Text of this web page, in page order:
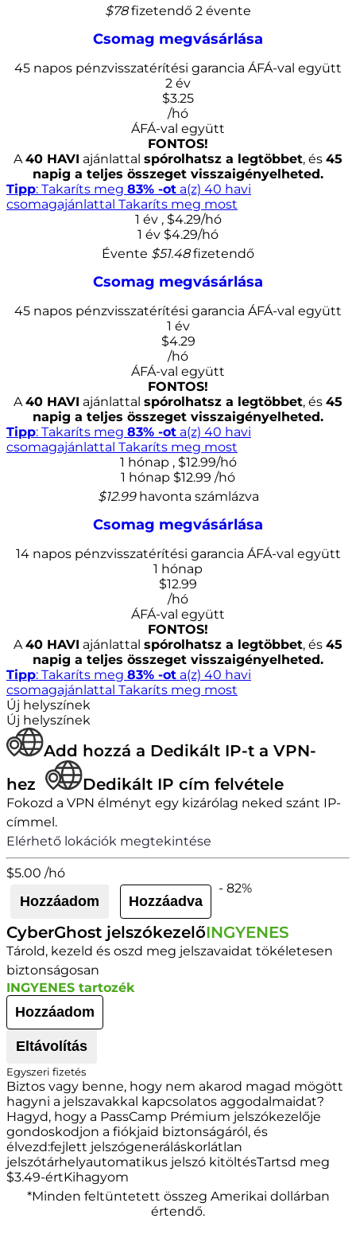
$78fizetendő 2 évente
Csomag megvásárlása
45 napos pénzvisszatérítési garancia ÁFÁ-val együtt
2 év
$3.25
/hó
ÁFÁ-val együtt
FONTOS!
A 40 HAVI ajánlattal spórolhatsz a legtöbbet, és 45
napig a teljes összeget visszaigényelheted.
Tipp: Takaríts meg 83% -ot a(z) 40 havi
csomagajánlattal Takaríts meg most
1 év , $4.29/hó
1 év $4.29/hó
Évente $51.48fizetendő
Csomag megvásárlása
45 napos pénzvisszatérítési garancia ÁFÁ-val együtt
1 év
$4.29
/hó
ÁFÁ-val együtt
FONTOS!
A 40 HAVI ajánlattal spórolhatsz a legtöbbet, és 45
napig a teljes összeget visszaigényelheted.
Tipp: Takaríts meg 83% -ot a(z) 40 havi
csomagajánlattal Takaríts meg most
1 hónap , $12.99/hó
1 hónap $12.99 /hó
$12.99havonta számlázva
Csomag megvásárlása
14 napos pénzvisszatérítési garancia ÁFÁ-val együtt
1 hónap
$12.99
/hó
ÁFÁ-val együtt
FONTOS!
A 40 HAVI ajánlattal spórolhatsz a legtöbbet, és 45
napig a teljes összeget visszaigényelheted.
Tipp: Takaríts meg 83% -ot a(z) 40 havi
csomagajánlattal Takaríts meg most
Új helyszínek
Új helyszínek
Add hozzá a Dedikált IP-t a VPN-
hez
Dedikált IP cím felvétele
Fokozd a VPN élményt egy kizárólag neked szánt IP-
címmel.
Elérhető lokációk megtekintése
$5.00 /hó
Hozzáadom Hozzáadva
- 82%
CyberGhost jelszókezelőINGYENES
Tárold, kezeld és oszd meg jelszavaidat tökéletesen
biztonságosan
INGYENES tartozék
Hozzáadom
Eltávolítás
Egyszeri fizetés
Biztos vagy benne, hogy nem akarod magad mögött
hagyni a jelszavakkal kapcsolatos aggodalmaidat?
Hagyd, hogy a PassCamp Prémium jelszókezelője
gondoskodjon a fiókjaid biztonságáról, és
élvezd:fejlett jelszógeneráláskorlátlan
jelszótárhelyautomatikus jelszó kitöltésTartsd meg
$3.49-értKihagyom
*Minden feltüntetett összeg Amerikai dollárban
értendő.